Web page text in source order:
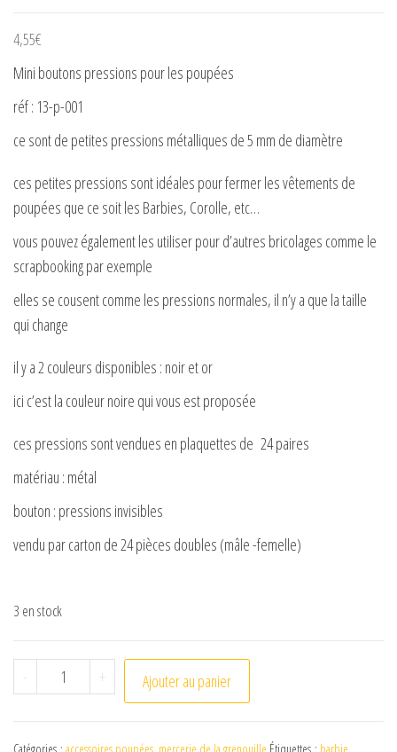
4,55€
Mini boutons pressions pour les poupées
réf : 13-p-001
ce sont de petites pressions métalliques de 5 mm de diamètre
ces petites pressions sont idéales pour fermer les vêtements de
poupées que ce soit les Barbies, Corolle, etc…
vous pouvez également les utiliser pour d’autres bricolages comme le
scrapbooking par exemple
elles se cousent comme les pressions normales, il n’y a que la taille
qui change
il y a 2 couleurs disponibles : noir et or
ici c’est la couleur noire qui vous est proposée
ces pressions sont vendues en plaquettes de 24 paires
matériau : métal
bouton : pressions invisibles
vendu par carton de 24 pièces doubles (mâle -femelle)
3 en stock
- quantité de Mini boutons pressions pour les poupées
+ Ajouter au panier